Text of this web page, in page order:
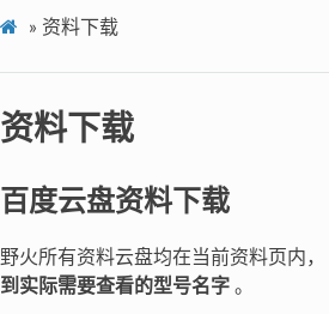
» 资料下载
资料下载
百度云盘资料下载
野火所有资料云盘均在当前资料页内，
到实际需要查看的型号名字。